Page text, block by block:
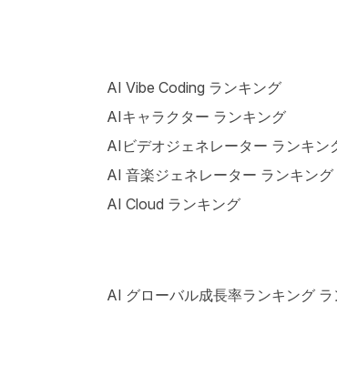
AI Vibe Coding ランキング
AIキャラクター ランキング
AIビデオジェネレーター ランキン
AI 音楽ジェネレーター ランキング
AI Cloud ランキング
AI グローバル成長率ランキング